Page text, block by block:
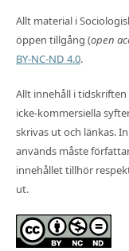
Allt material i
öppen tillgång (open
BY-NC-ND 4.0.
Allt innehåll i
icke-kommersiella
skrivas ut och länkas.
används måste
innehållet tillhör
ut.